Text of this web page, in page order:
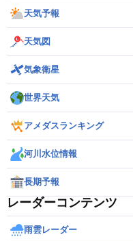
天気予報
天気図
気象衛星
世界天気
アメダスランキング
河川水位情報
長期予報
レーダーコンテンツ
雨雲レーダー